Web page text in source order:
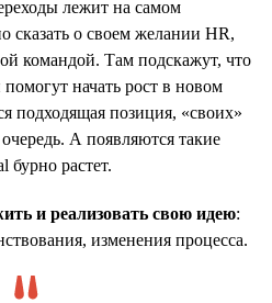
лежит на самом
сказать о своем желании HR,
командой. Там подскажут, что
начать рост в новом
подходящая позиция, «своих»
А появляются такие
растет.
и реализовать свою идею:
изменения процесса.